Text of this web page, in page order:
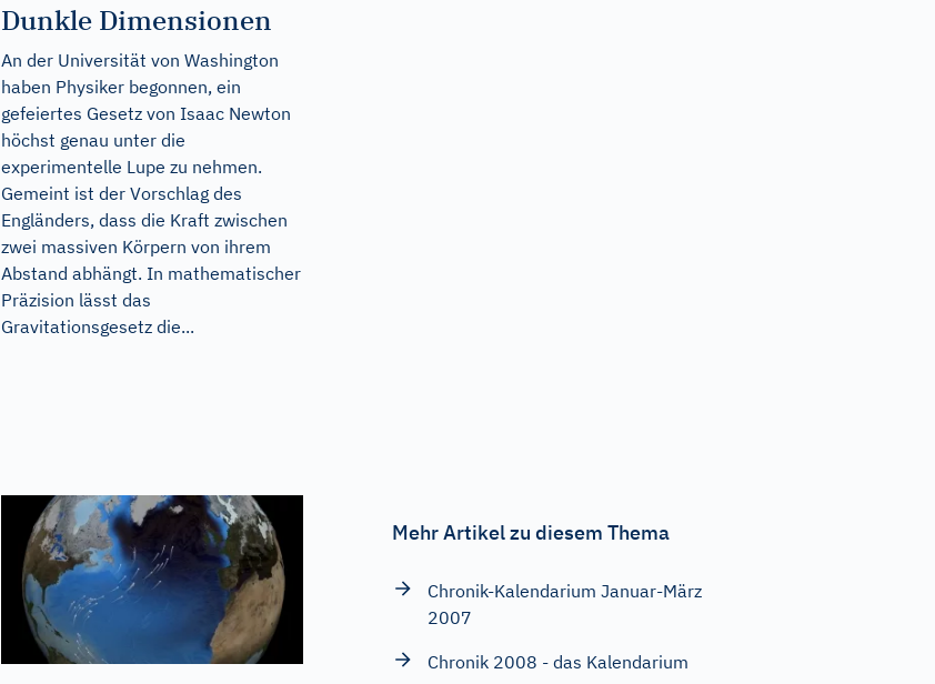
Dunkle Dimensionen
An der Universität von Washington
haben Physiker begonnen, ein
gefeiertes Gesetz von Isaac Newton
höchst genau unter die
experimentelle Lupe zu nehmen.
Gemeint ist der Vorschlag des
Engländers, dass die Kraft zwischen
zwei massiven Körpern von ihrem
Abstand abhängt. In mathematischer
Präzision lässt das
Gravitationsgesetz die...
Mehr Artikel zu diesem Thema
Chronik-Kalendarium Januar-März
2007
Chronik 2008 - das Kalendarium